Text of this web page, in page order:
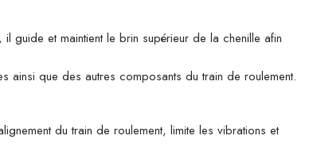
guide et maintient le brin supérieur de la chenille afin
ainsi que des autres composants du train de roulement.
du train de roulement, limite les vibrations et